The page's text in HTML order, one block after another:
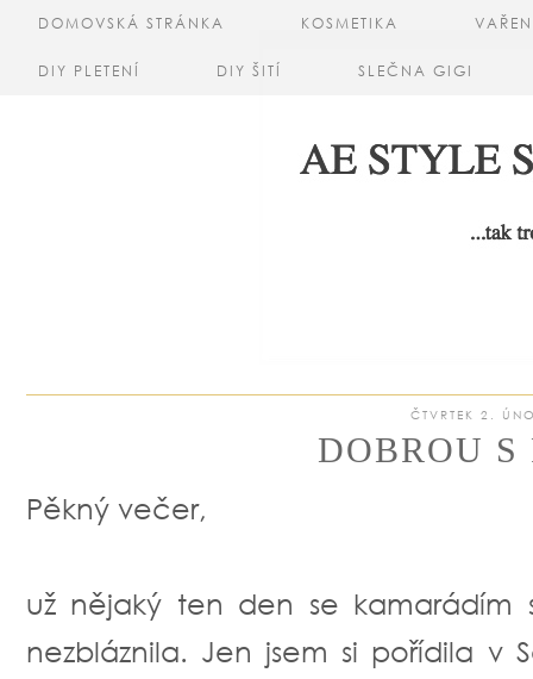
DOMOVSKÁ STRÁNKA KOSMETIKA
DIY PLETENÍ DIY ŠITÍ SLEČNA GIGI
ČTVRTEK 2.
DOBROU S
Pěkný večer,
už nějaký ten den se kamarádím
nezbláznila. Jen jsem si pořídila v